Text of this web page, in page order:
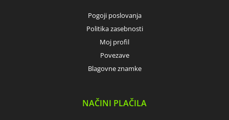
Pogoji poslovanja
Politika zasebnosti
Moj profil
Povezave
Blagovne znamke
NAČINI PLAČILA